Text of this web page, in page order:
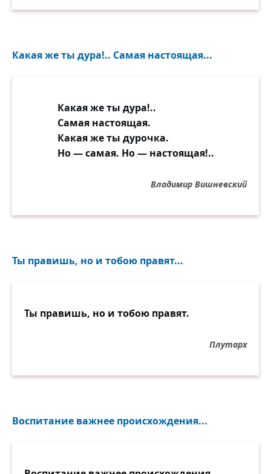
Какая же ты дура!.. Самая настоящая...
Какая же ты дура!..
Самая настоящая.
Какая же ты дурочка.
Но — самая. Но — настоящая!..
Владимир Вишневский
Ты правишь, но и тобою правят...
Ты правишь, но и тобою правят.
Плутарх
Воспитание важнее происхождения...